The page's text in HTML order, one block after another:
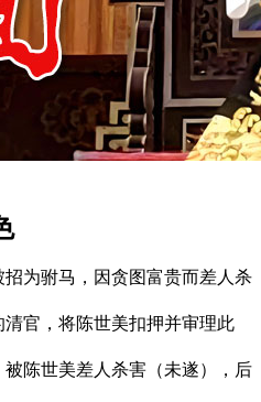
为驸马，因贪图富贵而差人杀
官，将陈世美扣押并审理此
陈世美差人杀害（未遂），后